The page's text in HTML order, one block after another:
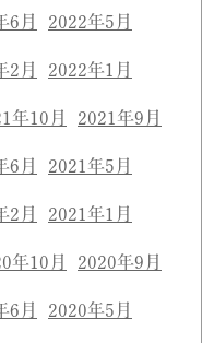
6月 2022年5月
2月 2022年1月
年10月 2021年9月
6月 2021年5月
2月 2021年1月
年10月 2020年9月
6月 2020年5月